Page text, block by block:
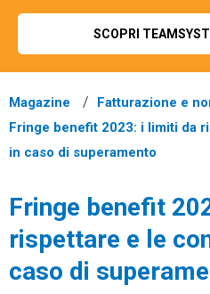
SCOPRI
Magazine
Fatturazione e
Fringe benefit 2023: i limiti da
in caso di superamento
Fringe benefit
rispettare e le
caso di